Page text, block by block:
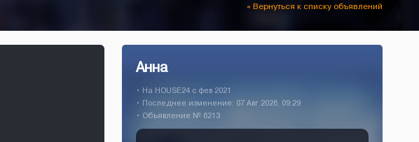
« Вернуться к списку объявлений
Анна
• На HOUSE24 c фев 2021
• Последнее изменение: 07 Авг 2026, 09:29
• Объявление № 6213